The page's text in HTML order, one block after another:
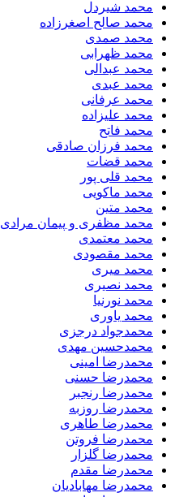
​محمد شیردل
محمد صالح اصغرزاده
محمد صمدی
محمد ظهرابی
محمد عبدالی
محمد عبدی
محمد عرفانی
محمد علیزاده
محمد فاتح
محمد فرزان صادقی
محمد قضات
محمد قلی پور
محمد ماکویی
محمد متین
محمد مظفری و پیمان مرادی
محمد معتمدی
محمد مقصودی
محمد میری
محمد نصیری
محمد نورنیا
محمد یاوری
محمدجواد درجزی
محمدحسین مهدی
محمدرضا امینی
محمدرضا حسنی
محمدرضا رنجبر
محمدرضا روزبه
محمدرضا طاهری
محمدرضا فروتن
محمدرضا گلزار
محمدرضا مقدم
محمدرضا مهابادیان